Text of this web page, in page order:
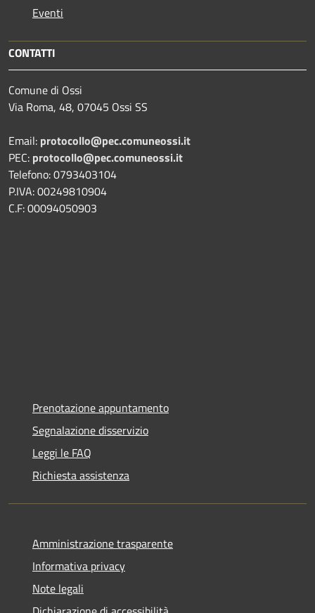
Eventi
CONTATTI
Comune di Ossi
Via Roma, 48, 07045 Ossi SS
Email: protocollo@pec.comuneossi.it
PEC: protocollo@pec.comuneossi.it
Telefono: 0793403104
P.IVA: 00249810904
C.F: 00094050903
Prenotazione appuntamento
Segnalazione disservizio
Leggi le FAQ
Richiesta assistenza
Amministrazione trasparente
Informativa privacy
Note legali